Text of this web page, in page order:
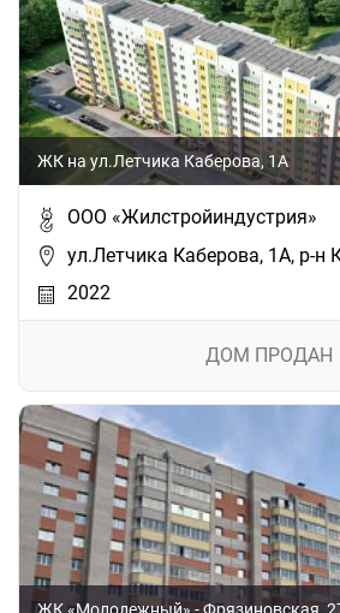
ЖК на ул.Летчика Каберова, 1А
ООО «Жилстройиндустрия»
ул.Летчика Каберова, 1А, р-н
2022
ДОМ ПРОДАН